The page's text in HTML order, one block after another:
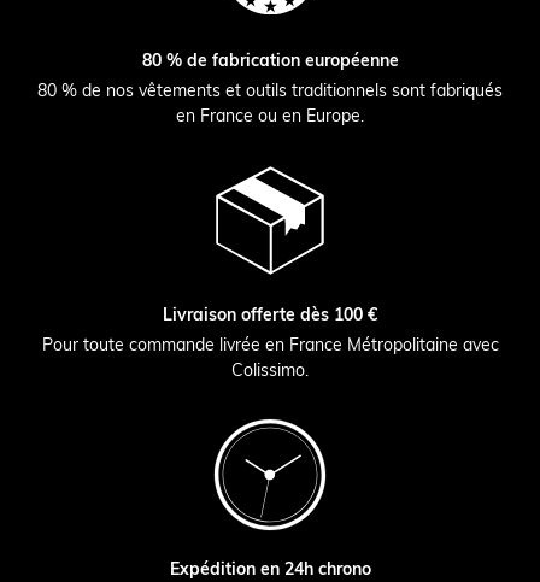
80 % de fabrication européenne
80 % de nos vêtements et outils traditionnels sont fabriqués
en France ou en Europe.
Livraison offerte dès 100 €
Pour toute commande livrée en France Métropolitaine avec
Colissimo.
Expédition en 24h chrono